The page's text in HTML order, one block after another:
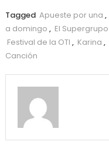
Tagged Apueste por una ,
a domingo , El Supergrupo
Festival de la OTI , Karina ,
Canción